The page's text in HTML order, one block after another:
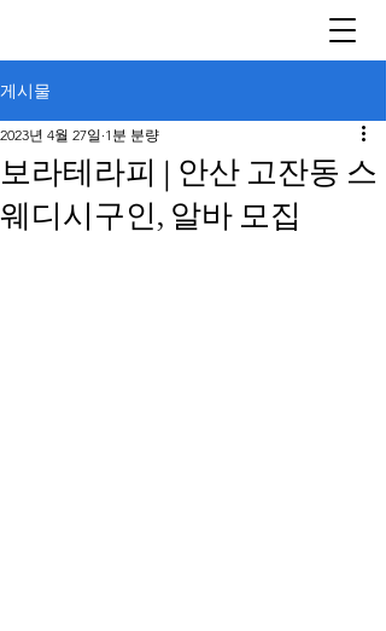
게시물
보라테라피 | 안산 고잔동 스
웨디시구인, 알바 모집
2023년 4월 27일 1분 분량